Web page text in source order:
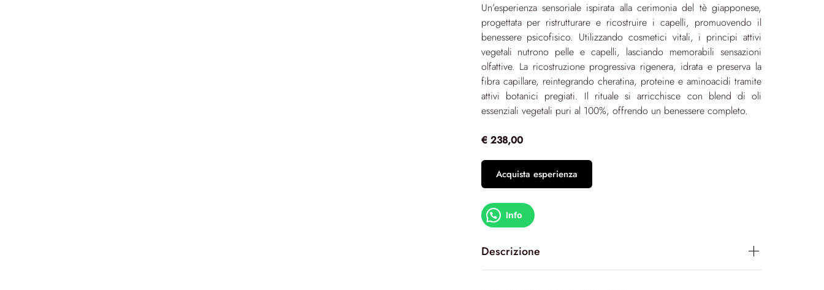
Un’esperienza sensoriale ispirata alla cerimonia del tè giapponese,
progettata per ristrutturare e ricostruire i capelli, promuovendo il
benessere psicofisico. Utilizzando cosmetici vitali, i principi attivi
vegetali nutrono pelle e capelli, lasciando memorabili sensazioni
olfattive. La ricostruzione progressiva rigenera, idrata e preserva la
fibra capillare, reintegrando cheratina, proteine e aminoacidi tramite
attivi botanici pregiati. Il rituale si arricchisce con blend di oli
essenziali vegetali puri al 100%, offrendo un benessere completo.
€ 238,00
Acquista esperienza
Info
Descrizione